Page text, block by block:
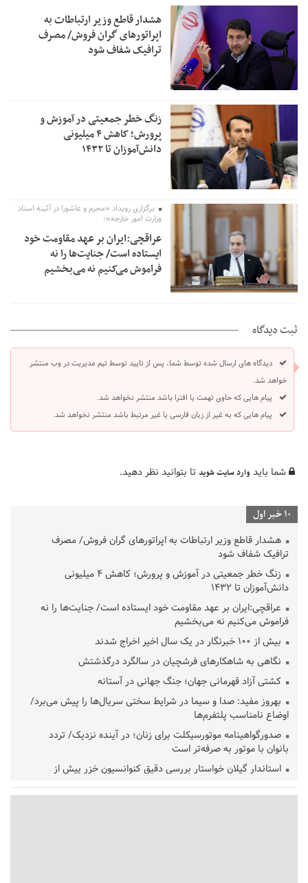
هشدار قاطع وزیر ارتباطات به
اپراتورهای گران فروش/ مصرف
ترافیک شفاف شود
زنگ خطر جمعیتی در آموزش و
پرورش؛ کاهش ۴ میلیونی
دانش‌آموزان تا ۱۴۳۲
برگزاری رویداد «محرم و عاشورا در آئینه اسناد
وزارت امور خارجه»؛
عراقچی:ایران بر عهد مقاومت خود
ایستاده است/ جنایت‌ها را نه
فراموش می‌کنیم نه می‌بخشیم
ثبت دیدگاه
دیدگاه های ارسال شده توسط شما، پس از تایید توسط تیم مدیریت در وب منتشر
خواهد شد.
پیام هایی که حاوی تهمت یا افترا باشد منتشر نخواهد شد.
پیام هایی که به غیر از زبان فارسی یا غیر مرتبط باشد منتشر نخواهد شد.
شما باید وارد سایت شوید تا بتوانید نظر دهید.
10 خبر اول
هشدار قاطع وزیر ارتباطات به اپراتورهای گران فروش/ مصرف
ترافیک شفاف شود
زنگ خطر جمعیتی در آموزش و پرورش؛ کاهش ۴ میلیونی
دانش‌آموزان تا ۱۴۳۲
عراقچی:ایران بر عهد مقاومت خود ایستاده است/ جنایت‌ها را نه
فراموش می‌کنیم نه می‌بخشیم
بیش از ۱۰۰ خبرنگار در یک سال اخیر اخراج شدند
نگاهی به شاهکارهای فرشچیان در سالگرد درگذشتش
کشتی آزاد قهرمانی جهان؛ جنگ جهانی در آستانه
بهروز مفید: صدا و سیما در شرایط سختی سریال‌ها را پیش می‌برد/
اوضاع نامناسب پلتفرم‌ها
صدورگواهینامه موتورسیکلت برای زنان؛ در آینده نزدیک/ تردد
بانوان با موتور به‌ صرفه‌تر است
استاندار گیلان خواستار بررسی دقیق کنوانسیون خزر پیش از